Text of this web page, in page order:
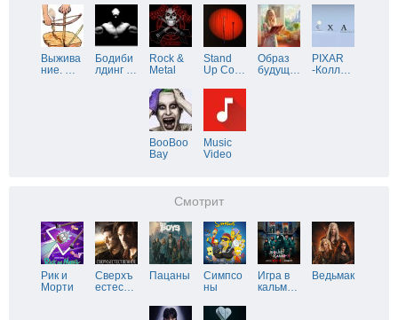
Выжива
ние. …
Бодиби
лдинг …
Rock &
Metal
Stand
Up Co…
Образ
будущ…
PIXAR
-Колл…
BooBoo
Bay
Music
Video
Смотрит
Рик и
Морти
Сверхъ
естес…
Пацаны
Симпсо
ны
Игра в
кальм…
Ведьмак